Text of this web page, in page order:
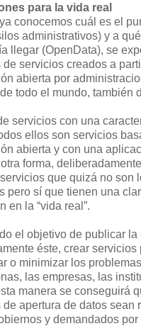
para la vida real
conocemos cuál es el
administrativos) y a
llegar (OpenData), se
de servicios creados a
abierta por
todo el mundo, también
servicios con una
ellos son servicios
abierta y con una
forma,
que quizá no son
pero sí que tienen una
en la “vida real”.
el objetivo de publicar la
éste, crear servicios
o minimizar los
las empresas, las
manera se conseguirá
de apertura de datos sean
y demandados por